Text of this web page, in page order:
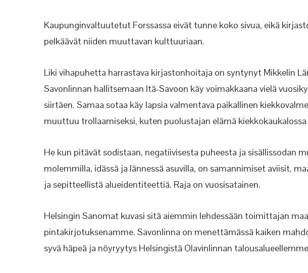
Kaupunginvaltuutetut Forssassa eivät tunne koko sivua, eikä
pelkäävät niiden muuttavan kulttuuriaan.
Liki vihapuhetta harrastava kirjastonhoitaja on syntynyt Mikkelin
Savonlinnan hallitsemaan Itä-Savoon käy voimakkaana vielä
siirtäen. Samaa sotaa käy lapsia valmentava paikallinen
muuttuu trollaamiseksi, kuten puolustajan elämä
He kun pitävät sodistaan, negatiivisesta puheesta ja sisällissodan
molemmilla, idässä ja lännessä asuvilla, on samannimiset aviisit,
ja sepitteellistä alueidentiteettiä. Raja on vuosisatainen.
Helsingin Sanomat kuvasi sitä aiemmin lehdessään toimittajan
pintakirjotuksenamme. Savonlinna on menettämässä kaiken
syvä häpeä ja nöyryytys Helsingistä Olavinlinnan